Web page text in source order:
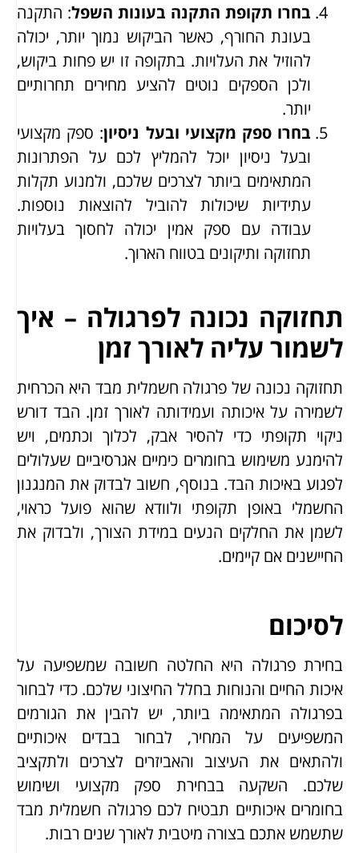
בחרו תקופת התקנה בעונות השפל: התקנה
בעונת החורף, כאשר הביקוש נמוך יותר, יכולה
להוזיל את העלויות. בתקופה זו יש פחות ביקוש,
ולכן הספקים נוטים להציע מחירים תחרותיים
יותר.
בחרו ספק מקצועי ובעל ניסיון: ספק מקצועי
ובעל ניסיון יוכל להמליץ לכם על הפתרונות
המתאימים ביותר לצרכים שלכם, ולמנוע תקלות
עתידיות שיכולות להוביל להוצאות נוספות.
עבודה עם ספק אמין יכולה לחסוך בעלויות
תחזוקה ותיקונים בטווח הארוך.
תחזוקה נכונה לפרגולה – איך
לשמור עליה לאורך זמן
תחזוקה נכונה של פרגולה חשמלית מבד היא הכרחית
לשמירה על איכותה ועמידותה לאורך זמן. הבד דורש
ניקוי תקופתי כדי להסיר אבק, לכלוך וכתמים, ויש
להימנע משימוש בחומרים כימיים אגרסיביים שעלולים
לפגוע באיכות הבד. בנוסף, חשוב לבדוק את המנגנון
החשמלי באופן תקופתי ולוודא שהוא פועל כראוי,
לשמן את החלקים הנעים במידת הצורך, ולבדוק את
החיישנים אם קיימים.
לסיכום
בחירת פרגולה היא החלטה חשובה שמשפיעה על
איכות החיים והנוחות בחלל החיצוני שלכם. כדי לבחור
בפרגולה המתאימה ביותר, יש להבין את הגורמים
המשפיעים על המחיר, לבחור בבדים איכותיים
ולהתאים את העיצוב והאביזרים לצרכים ולתקציב
שלכם. השקעה בבחירת ספק מקצועי ושימוש
בחומרים איכותיים תבטיח לכם פרגולה חשמלית מבד
שתשמש אתכם בצורה מיטבית לאורך שנים רבות.